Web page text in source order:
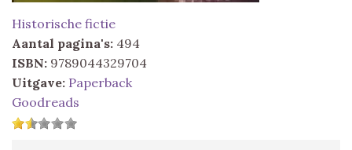
Historische fictie
Aantal pagina's: 494
ISBN: 9789044329704
Uitgave: Paperback
Goodreads